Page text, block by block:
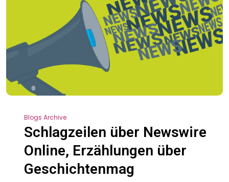
Blogs Archive
Schlagzeilen über Newswire
Online, Erzählungen über
Geschichtenmag